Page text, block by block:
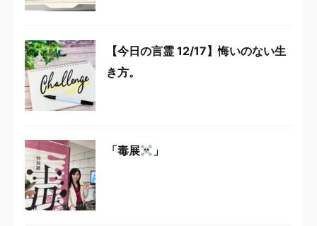
【今日の言霊 12/17】悔いのない生
き方。
「毒展 」